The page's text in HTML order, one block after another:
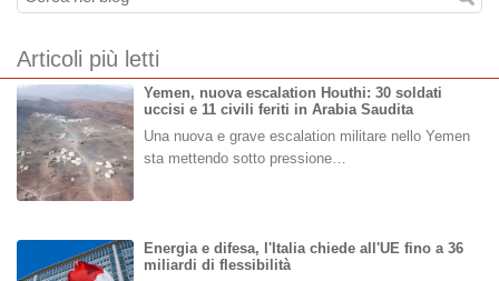
Articoli più letti
Yemen, nuova escalation Houthi: 30 soldati
uccisi e 11 civili feriti in Arabia Saudita
Una nuova e grave escalation militare nello Yemen
sta mettendo sotto pressione…
Energia e difesa, l'Italia chiede all'UE fino a 36
miliardi di flessibilità